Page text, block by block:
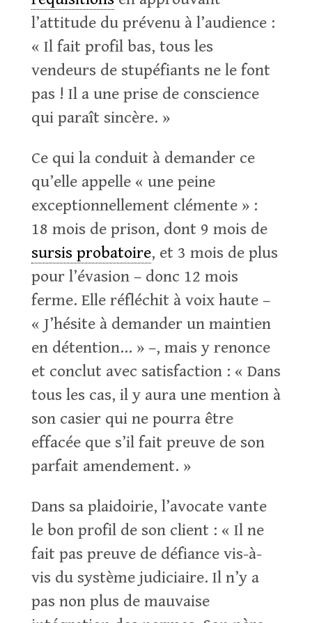
l’attitude du prévenu à l’audience :
« Il fait profil bas, tous les
vendeurs de stupéfiants ne le font
pas ! Il a une prise de conscience
qui paraît sincère. »
Ce qui la conduit à demander ce
qu’elle appelle « une peine
exceptionnellement clémente » :
18 mois de prison, dont 9 mois de
sursis probatoire, et 3 mois de plus
pour l’évasion – donc 12 mois
ferme. Elle réfléchit à voix haute –
« J’hésite à demander un maintien
en détention… » –, mais y renonce
et conclut avec satisfaction : « Dans
tous les cas, il y aura une mention à
son casier qui ne pourra être
effacée que s’il fait preuve de son
parfait amendement. »
Dans sa plaidoirie, l’avocate vante
le bon profil de son client : « Il ne
fait pas preuve de défiance vis-à-
vis du système judiciaire. Il n’y a
pas non plus de mauvaise